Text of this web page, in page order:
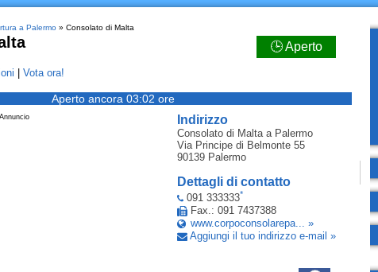
a Palermo» Consolato di Malta
🕒 Aperto
Vota ora!
Aperto ancora 03:02 ore
Indirizzo
Consolato di Maltaa Palermo
Via Principe di Belmonte 55
90139 Palermo
Dettagli di contatto
091 333333*
Fax.: 091 7437388
www.corpoconsolarepa... »
Aggiungi il tuo indirizzo e-mail »
Annuncio